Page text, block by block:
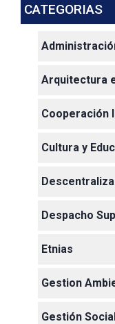
CATEGORIAS
Arquitectura
Cooperación
Cultura y
Despacho
Etnias
Gestion
Gestión